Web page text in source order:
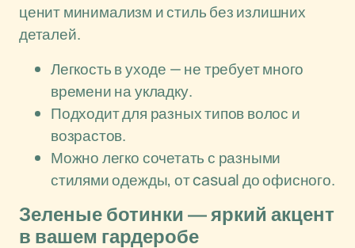
ценит минимализм и стиль без излишних
деталей.
Легкость в уходе — не требует много
времени на укладку.
Подходит для разных типов волос и
возрастов.
Можно легко сочетать с разными
стилями одежды, от casual до офисного.
Зеленые ботинки — яркий акцент
в вашем гардеробе